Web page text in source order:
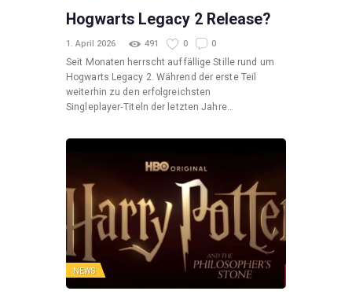
Hogwarts Legacy 2 Release?
1. April 2026 491 0 0
Seit Monaten herrscht auffällige Stille rund um
Hogwarts Legacy 2. Während der erste Teil
weiterhin zu den erfolgreichsten
Singleplayer‑Titeln der letzten Jahre…
NEWS